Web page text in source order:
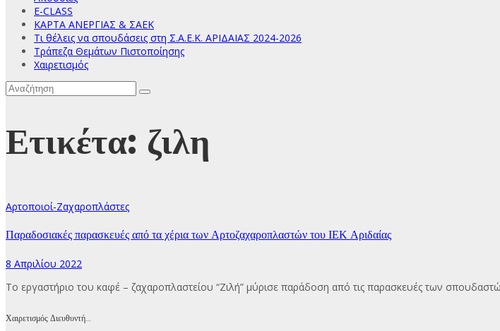
E-CLASS
ΚΑΡΤΑ ΑΝΕΡΓΙΑΣ & ΣΑΕΚ
Τι θέλεις να σπουδάσεις στη Σ.Α.Ε.Κ. ΑΡΙΔΑΙΑΣ 2024-2026
Τράπεζα Θεμάτων Πιστοποίησης
Χαιρετισμός
Ετικέτα: ζιλη
Αρτοποιοί-Ζαχαροπλάστες
Παραδοσιακές παρασκευές από τα χέρια των Αρτοζαχαροπλαστών του ΙΕΚ Αριδαίας
8 Απριλίου 2022
Το εργαστήριο του καφέ – ζαχαροπλαστείου “Ζιλή” μύρισε παράδοση από τις παρασκευές των
Χαιρετισμός Διευθυντή…